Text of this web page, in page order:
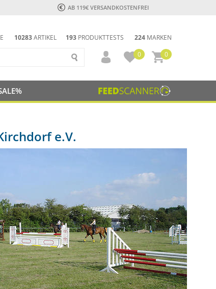
AB 119€ VERSANDKOSTENFREI
193 PRODUKTTESTS 224 MARKEN
10283ARTIKEL
0
0
e.V.